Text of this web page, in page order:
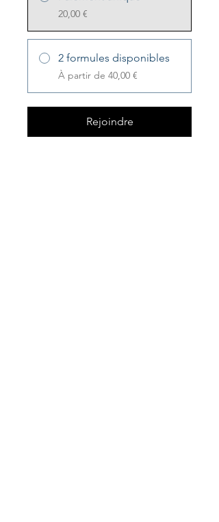
20,00 €
2 formules disponibles
À partir de 40,00 €
Rejoindre